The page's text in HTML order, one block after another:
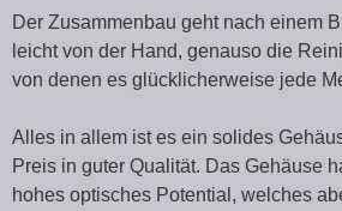
Der Zusammenbau geht nach einem
leicht von der Hand, genauso die
von denen es glücklicherweise jede
Alles in allem ist es ein solides
Preis in guter Qualität. Das Gehäuse
hohes optisches Potential, welches